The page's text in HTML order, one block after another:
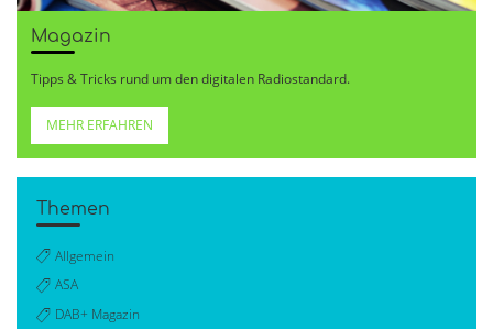
Magazin
Tipps & Tricks rund um den digitalen Radiostandard.
MEHR ERFAHREN
Themen
Allgemein
ASA
DAB+ Magazin